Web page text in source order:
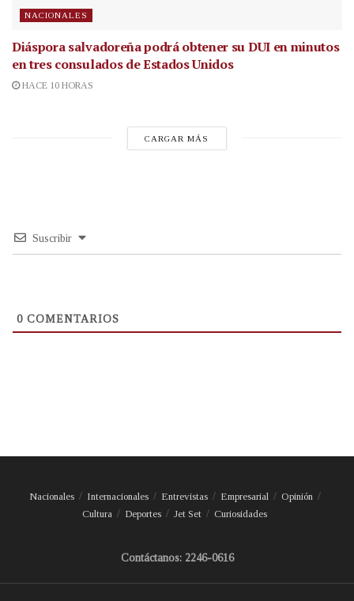
NACIONALES
Diáspora salvadoreña podrá obtener su DUI en minutos
en tres consulados de Estados Unidos
HACE 10 HORAS
CARGAR MÁS
Suscribir
0 COMENTARIOS
Nacionales Internacionales Entrevistas Empresarial
Opinión
Cultura
Deportes Jet Set Curiosidades
Contáctanos: 2246-0616